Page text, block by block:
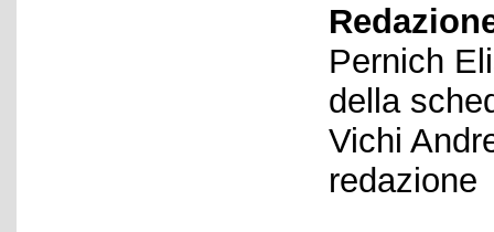
Pernich
della
Vichi
redazione